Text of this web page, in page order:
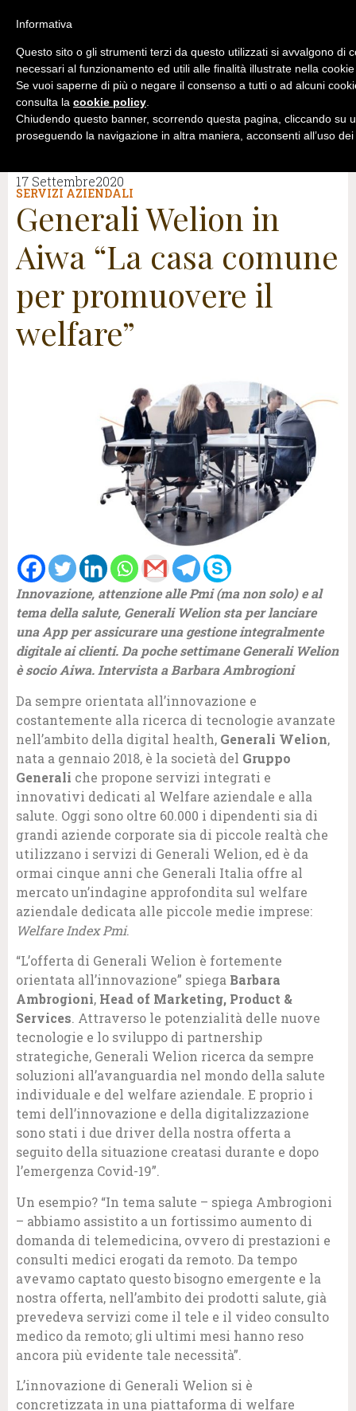
17 Settembre2020
SERVIZI AZIENDALI
Generali Welion in
Aiwa “La casa comune
per promuovere il
welfare”
Innovazione, attenzione alle Pmi (ma non solo) e al
tema della salute, Generali Welion sta per lanciare
una App per assicurare una gestione integralmente
digitale ai clienti. Da poche settimane Generali Welion
è socio Aiwa. Intervista a Barbara Ambrogioni
Da sempre orientata all’innovazione e
costantemente alla ricerca di tecnologie avanzate
nell’ambito della digital health, Generali Welion,
nata a gennaio 2018, è la società del Gruppo
Generali che propone servizi integrati e
innovativi dedicati al Welfare aziendale e alla
salute. Oggi sono oltre 60.000 i dipendenti sia di
grandi aziende corporate sia di piccole realtà che
utilizzano i servizi di Generali Welion, ed è da
ormai cinque anni che Generali Italia offre al
mercato un’indagine approfondita sul welfare
aziendale dedicata alle piccole medie imprese:
Welfare Index Pmi.
“L’offerta di Generali Welion è fortemente
orientata all’innovazione” spiega Barbara
Ambrogioni, Head of Marketing, Product &
Services. Attraverso le potenzialità delle nuove
tecnologie e lo sviluppo di partnership
strategiche, Generali Welion ricerca da sempre
soluzioni all’avanguardia nel mondo della salute
individuale e del welfare aziendale. E proprio i
temi dell’innovazione e della digitalizzazione
sono stati i due driver della nostra offerta a
seguito della situazione creatasi durante e dopo
l’emergenza Covid-19”.
Un esempio? “In tema salute – spiega Ambrogioni
– abbiamo assistito a un fortissimo aumento di
domanda di telemedicina, ovvero di prestazioni e
consulti medici erogati da remoto. Da tempo
avevamo captato questo bisogno emergente e la
nostra offerta, nell’ambito dei prodotti salute, già
prevedeva servizi come il tele e il video consulto
medico da remoto; gli ultimi mesi hanno reso
ancora più evidente tale necessità”.
L’innovazione di Generali Welion si è
concretizzata in una piattaforma di welfare
Informativa
Questo sito o gli strumenti terzi da questo utilizzati si avvalgono di
necessari al funzionamento ed utili alle finalità illustrate nella
Se vuoi saperne di più o negare il consenso a tutti o ad alcuni
consulta la cookie policy.
Chiudendo questo banner, scorrendo questa pagina, cliccando su
proseguendo la navigazione in altra maniera, acconsenti all’uso